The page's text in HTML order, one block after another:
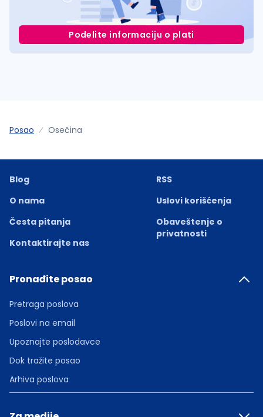
Podelite informaciju o plati
Posao Osečina
Blog
O nama
Česta pitanja
Kontaktirajte nas
RSS
Uslovi korišćenja
Obaveštenje o
privatnosti
Pronađite posao
Pretraga poslova
Poslovi na email
Upoznajte poslodavce
Dok tražite posao
Arhiva poslova